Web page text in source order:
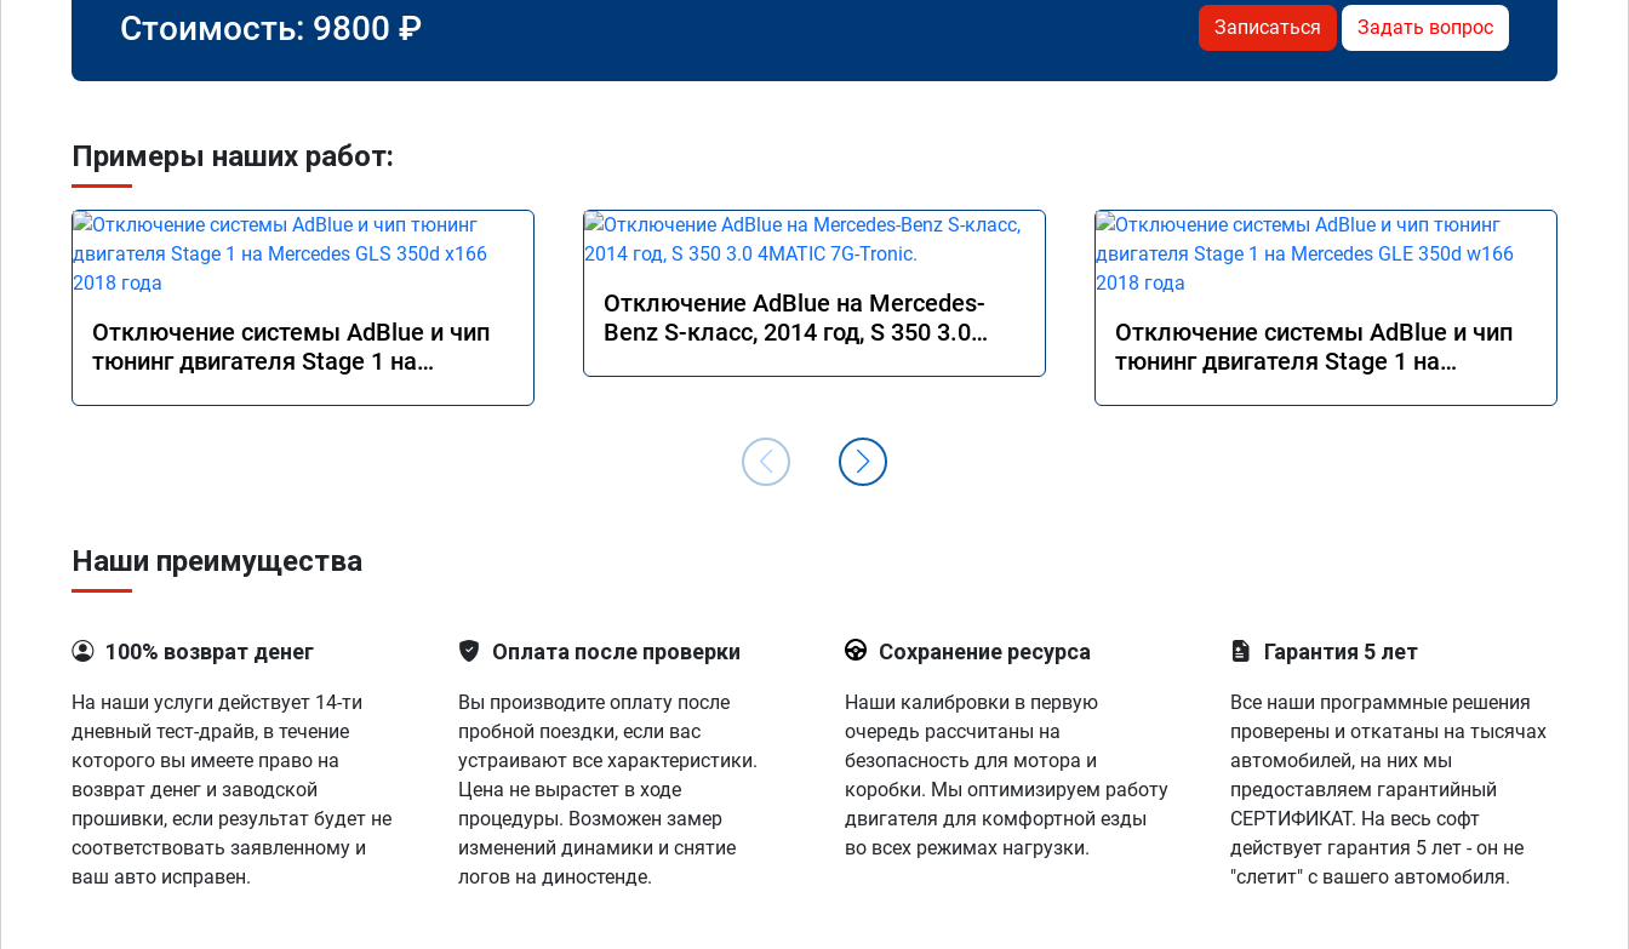
Стоимость: 9800 ₽ Записаться Задать вопрос
Примеры наших работ:
Отключение системы AdBlue и чип
тюнинг двигателя Stage 1 на
Отключение AdBlue на Mercedes-
Benz S-класс, 2014 год, S 350 3.0
Отключение системы AdBlue и чип
тюнинг двигателя Stage 1 на
Наши преимущества
100% возврат денег
На наши услуги действует 14-ти
дневный тест-драйв, в течение
которого вы имеете право на
возврат денег и заводской
прошивки, если результат будет не
соответствовать заявленному и
ваш авто исправен.
Оплата после проверки
Вы производите оплату после
пробной поездки, если вас
устраивают все характеристики.
Цена не вырастет в ходе
процедуры. Возможен замер
изменений динамики и снятие
логов на диностенде.
Сохранение ресурса
Наши калибровки в первую
очередь рассчитаны на
безопасность для мотора и
коробки. Мы оптимизируем работу
двигателя для комфортной езды
во всех режимах нагрузки.
Гарантия 5 лет
Все наши программные решения
проверены и откатаны на тысячах
автомобилей, на них мы
предоставляем гарантийный
СЕРТИФИКАТ. На весь софт
действует гарантия 5 лет - он не
"слетит" с вашего автомобиля.